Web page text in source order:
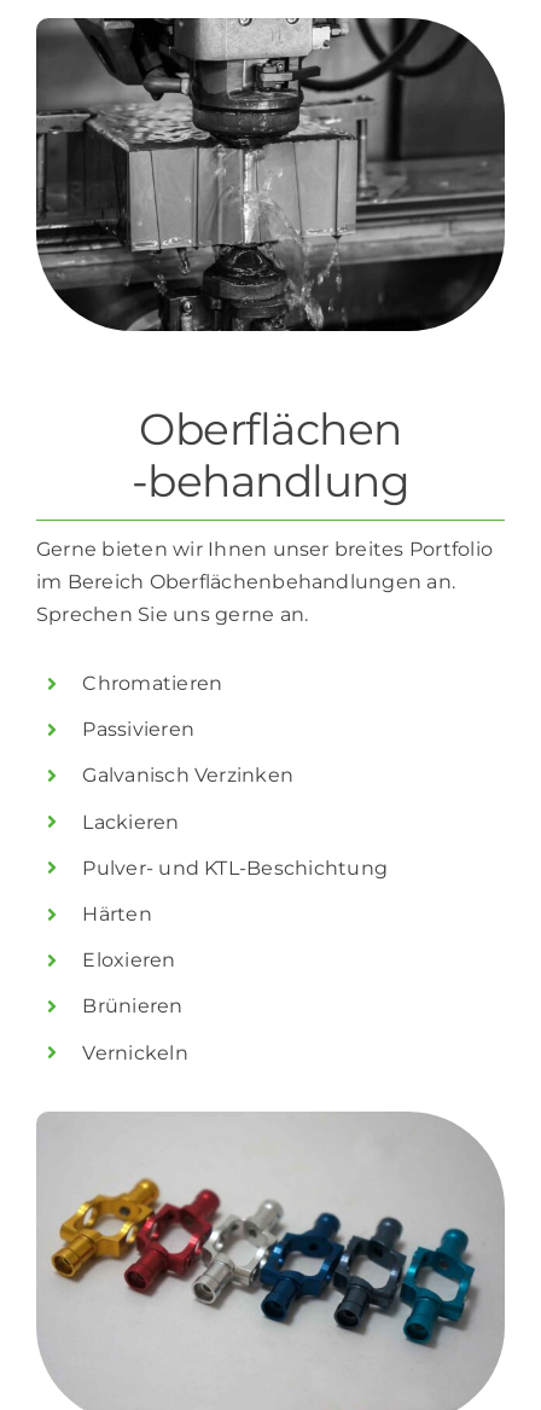
Oberflächen
-behandlung
Gerne bieten wir Ihnen unser breites Portfolio
im Bereich Oberflächenbehandlungen an.
Sprechen Sie uns gerne an.
Chromatieren
Passivieren
Galvanisch Verzinken
Lackieren
Pulver- und KTL-Beschichtung
Härten
Eloxieren
Brünieren
Vernickeln